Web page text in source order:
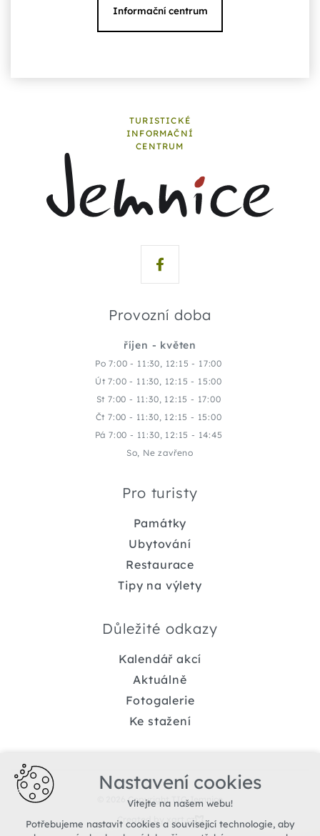
Informační centrum
TURISTICKÉ
INFORMAČNÍ
CENTRUM
Provozní doba
říjen - květen
Po 7:00 - 11:30, 12:15 - 17:00
Út 7:00 - 11:30, 12:15 - 15:00
St 7:00 - 11:30, 12:15 - 17:00
Čt 7:00 - 11:30, 12:15 - 15:00
Pá 7:00 - 11:30, 12:15 - 14:45
So, Ne zavřeno
Pro turisty
Památky
Ubytování
Restaurace
Tipy na výlety
Důležité odkazy
Kalendář akcí
Aktuálně
Fotogalerie
Ke stažení
© 2026 Copyright TIC Jemnice
Created by xart.cz
Nastavení cookies
Vítejte na našem webu!
Potřebujeme nastavit cookies a související technologie, aby